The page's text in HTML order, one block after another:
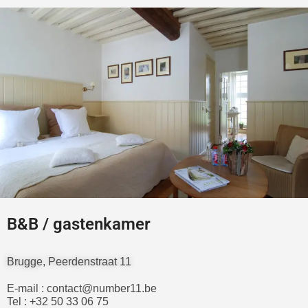
B&B / gastenkamer
Brugge, Peerdenstraat 11
E-mail : contact@number11.be
Tel : +32 50 33 06 75